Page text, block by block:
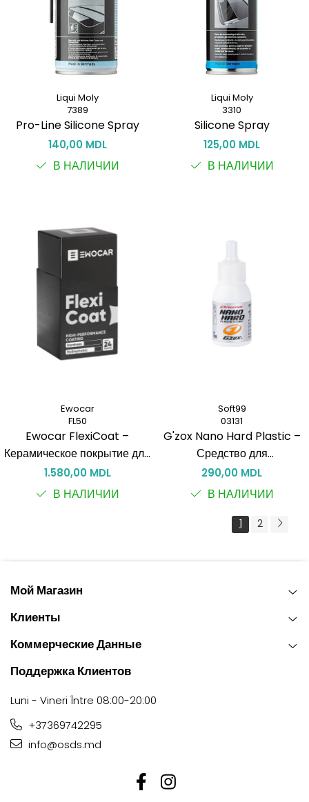
Liqui Moly
7389
Pro-Line Silicone Spray
140,00 MDL
В НАЛИЧИИ
Liqui Moly
3310
Silicone Spray
125,00 MDL
В НАЛИЧИИ
Ewocar
FL50
Ewocar FlexiCoat –
Керамическое покрытие для
пластика, резины и внешних
элементов
1.580,00 MDL
В НАЛИЧИИ
Soft99
03131
G'zox Nano Hard Plastic –
Средство для
восстановления внешнего
пластика, 8 мл
290,00 MDL
В НАЛИЧИИ
1 2
Мой Магазин
Клиенты
Коммерческие Данные
Поддержка Клиентов
Luni - Vineri Între 08:00-20:00
+37369742295
info@osds.md